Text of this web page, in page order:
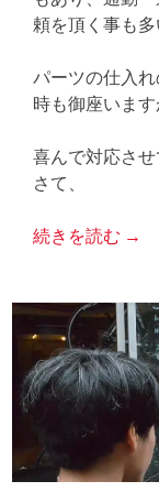
頼を頂く事も多
パーツの仕入
時も御座いま
喜んで対応させ
さて、
続きを読む →